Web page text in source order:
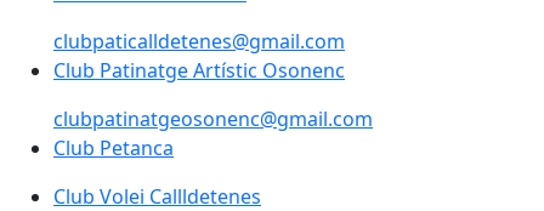
clubpaticalldetenes@gmail.com
Club Patinatge Artístic Osonenc
Club Patinatge Artístic Osonenc
clubpatinatgeosonenc@gmail.com
Club Petanca
Club Volei Callldetenes
Club Volei Callldetenes